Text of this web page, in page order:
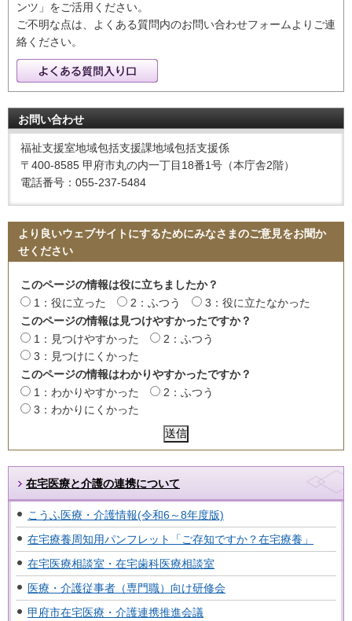
ンツ」をご活用ください。
ご不明な点は、よくある質問内のお問い合わせフォームよりご連
絡ください。
お問い合わせ
福祉支援室地域包括支援課地域包括支援係
〒400-8585 甲府市丸の内一丁目18番1号（本庁舎2階）
電話番号：055-237-5484
より良いウェブサイトにするためにみなさまのご意見をお聞か
せください
このページの情報は役に立ちましたか？
1：役に立った
2：ふつう
3：役に立たなかった
このページの情報は見つけやすかったですか？
1：見つけやすかった
2：ふつう
3：見つけにくかった
このページの情報はわかりやすかったですか？
1：わかりやすかった
2：ふつう
3：わかりにくかった
在宅医療と介護の連携について
こうふ医療・介護情報(令和6～8年度版)
在宅療養周知用パンフレット「ご存知ですか？在宅療養」
在宅医療相談室・在宅歯科医療相談室
医療・介護従事者（専門職）向け研修会
甲府市在宅医療・介護連携推進会議